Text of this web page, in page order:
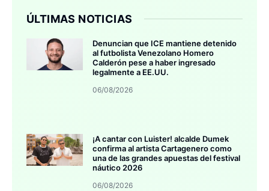
ÚLTIMAS NOTICIAS
Denuncian que ICE mantiene detenido
al futbolista Venezolano Homero
Calderón pese a haber ingresado
legalmente a EE.UU.
06/08/2026
¡A cantar con Luister! alcalde Dumek
confirma al artista Cartagenero como
una de las grandes apuestas del festival
náutico 2026
06/08/2026